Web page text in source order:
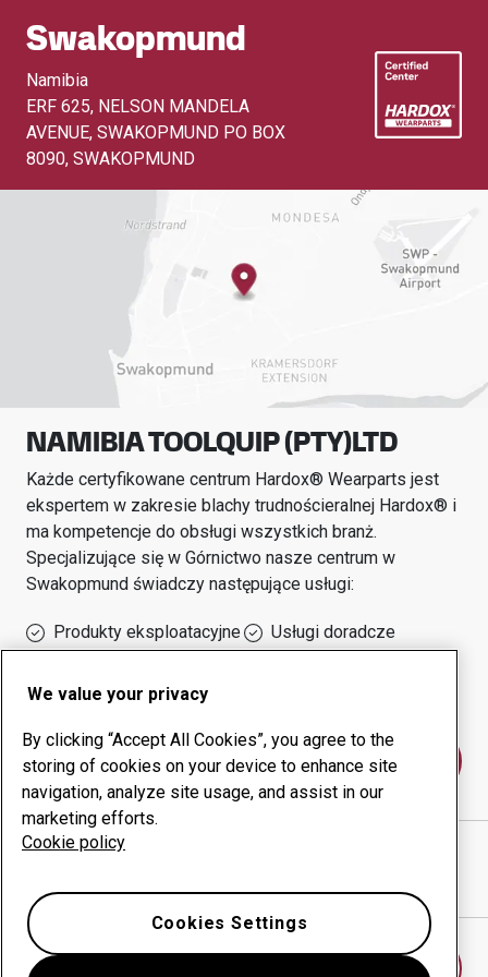
Swakopmund
Namibia
ERF 625, NELSON MANDELA
AVENUE, SWAKOPMUND PO BOX
8090, SWAKOPMUND
NAMIBIA TOOLQUIP (PTY)LTD
Każde certyfikowane centrum Hardox® Wearparts jest
ekspertem w zakresie blachy trudnościeralnej Hardox® i
ma kompetencje do obsługi wszystkich branż.
Specjalizujące się w Górnictwo nasze centrum w
Swakopmund świadczy następujące usługi:
Produkty eksploatacyjne
Usługi doradcze
sprawności urządzeń
Skontaktuj się z nami
NAMIBIA TOOLQUIP (PTY)LTD
We value your privacy
By clicking “Accept All Cookies”, you agree to the
storing of cookies on your device to enhance site
navigation, analyze site usage, and assist in our
marketing efforts.
Cookie policy
Cookies Settings